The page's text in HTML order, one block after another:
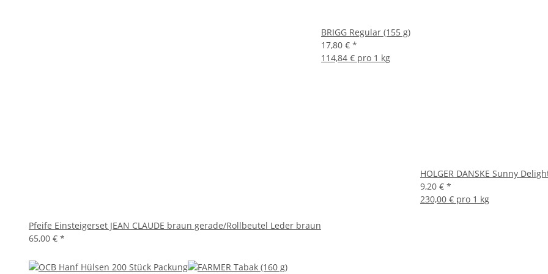
Pfeife Einsteigerset JEAN CLAUDE braun gerade/Rollbeutel Leder braun
65,00 € *
BRIGG Regular (155 g)
17,80 € *
114,84 € pro 1 kg
HOLGER DANSKE Sunny
9,20 € *
230,00 € pro 1 kg